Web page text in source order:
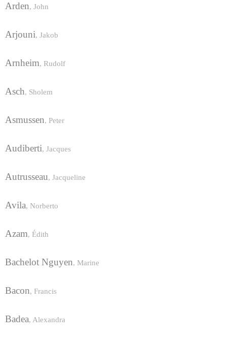
Arden, John
Arjouni, Jakob
Arnheim, Rudolf
Asch, Sholem
Asmussen, Peter
Audiberti, Jacques
Autrusseau, Jacqueline
Avila, Norberto
Azam, Édith
Bachelot Nguyen, Marine
Bacon, Francis
Badea, Alexandra